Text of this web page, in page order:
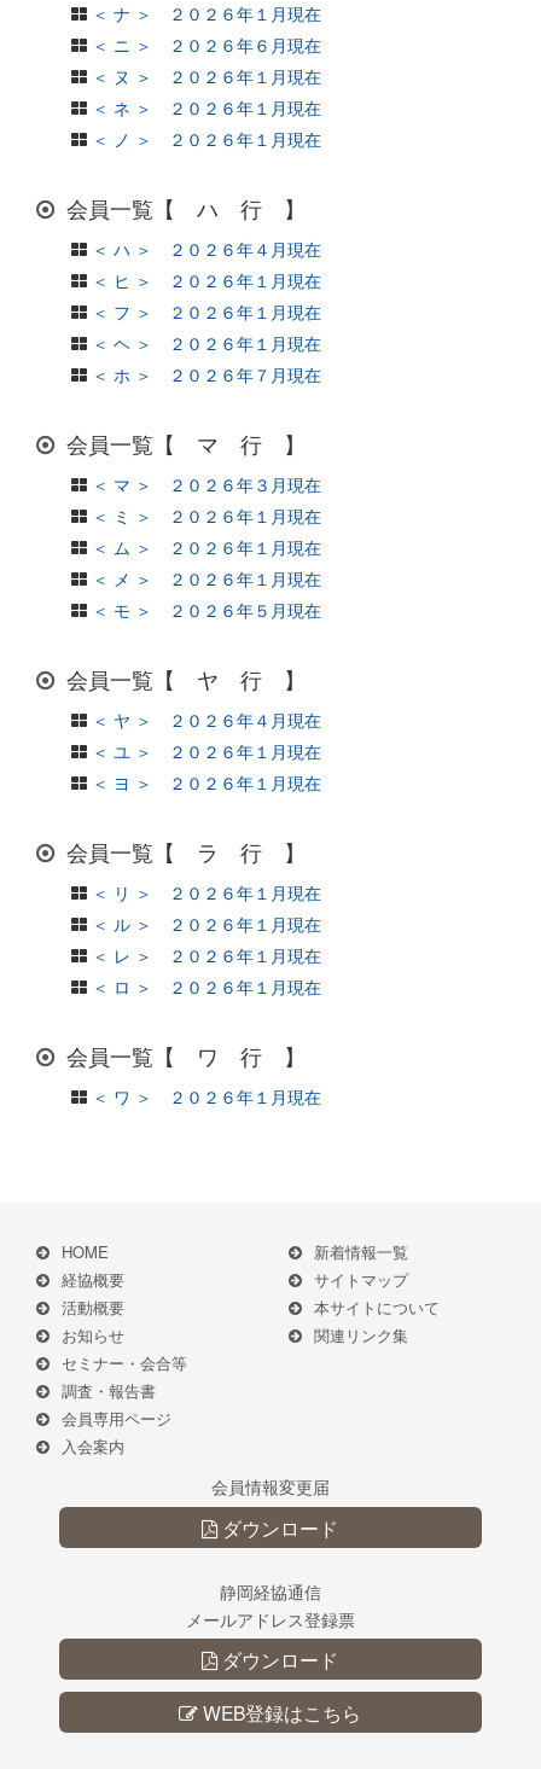
＜ ナ ＞ ２０２６年１月現在
＜ ニ ＞ ２０２６年６月現在
＜ ヌ ＞ ２０２６年１月現在
＜ ネ ＞ ２０２６年１月現在
＜ ノ ＞ ２０２６年１月現在
会員一覧【 ハ 行 】
＜ ハ ＞ ２０２６年４月現在
＜ ヒ ＞ ２０２６年１月現在
＜ フ ＞ ２０２６年１月現在
＜ ヘ ＞ ２０２６年１月現在
＜ ホ ＞ ２０２６年７月現在
会員一覧【 マ 行 】
＜ マ ＞ ２０２６年３月現在
＜ ミ ＞ ２０２６年１月現在
＜ ム ＞ ２０２６年１月現在
＜ メ ＞ ２０２６年１月現在
＜ モ ＞ ２０２６年５月現在
会員一覧【 ヤ 行 】
＜ ヤ ＞ ２０２６年４月現在
＜ ユ ＞ ２０２６年１月現在
＜ ヨ ＞ ２０２６年１月現在
会員一覧【 ラ 行 】
＜ リ ＞ ２０２６年１月現在
＜ ル ＞ ２０２６年１月現在
＜ レ ＞ ２０２６年１月現在
＜ ロ ＞ ２０２６年１月現在
会員一覧【 ワ 行 】
＜ ワ ＞ ２０２６年１月現在
HOME
経協概要
活動概要
お知らせ
セミナー・会合等
調査・報告書
会員専用ページ
入会案内
新着情報一覧
サイトマップ
本サイトについて
関連リンク集
会員情報変更届
ダウンロード
静岡経協通信
メールアドレス登録票
ダウンロード
WEB登録はこちら